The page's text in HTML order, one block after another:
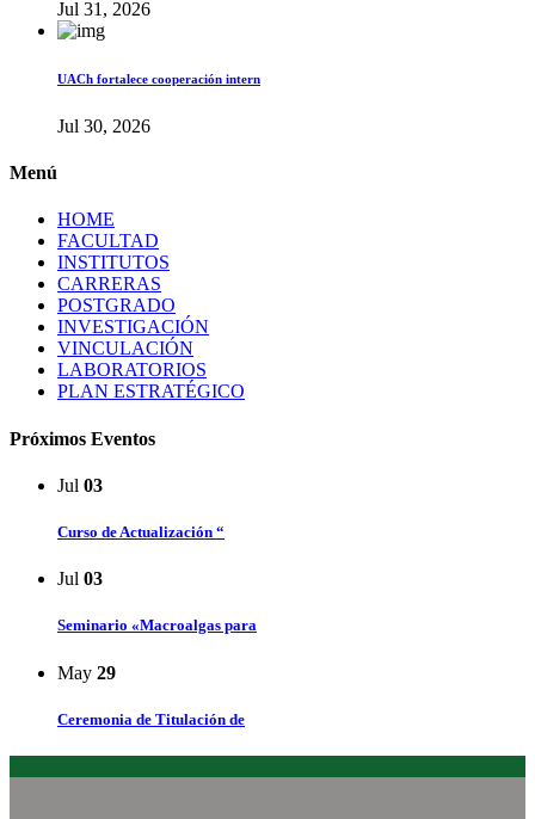
Jul 31, 2026
UACh fortalece cooperación intern
Jul 30, 2026
Menú
HOME
FACULTAD
INSTITUTOS
CARRERAS
POSTGRADO
INVESTIGACIÓN
VINCULACIÓN
LABORATORIOS
PLAN ESTRATÉGICO
Próximos Eventos
Jul 03
Curso de Actualización “
Jul 03
Seminario «Macroalgas para
May 29
Ceremonia de Titulación de